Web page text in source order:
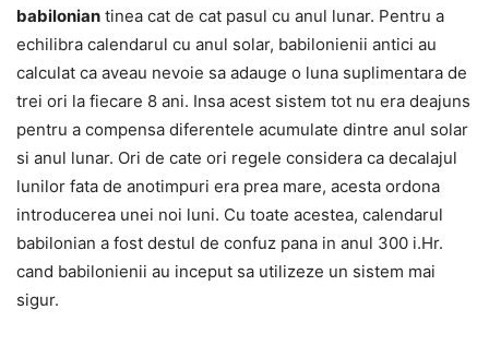
babilonian tinea cat de cat pasul cu anul lunar. Pentru a
echilibra calendarul cu anul solar, babilonienii antici au
calculat ca aveau nevoie sa adauge o luna suplimentara de
trei ori la fiecare 8 ani. Insa acest sistem tot nu era deajuns
pentru a compensa diferentele acumulate dintre anul solar
si anul lunar. Ori de cate ori regele considera ca decalajul
lunilor fata de anotimpuri era prea mare, acesta ordona
introducerea unei noi luni. Cu toate acestea, calendarul
babilonian a fost destul de confuz pana in anul 300 i.Hr.
cand babilonienii au inceput sa utilizeze un sistem mai
sigur.